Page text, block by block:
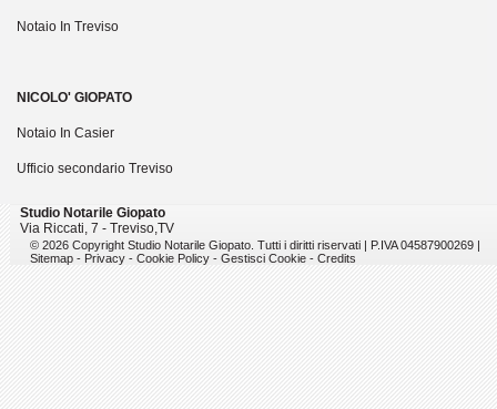
Notaio In Treviso
NICOLO' GIOPATO
Notaio In Casier
Ufficio secondario Treviso
Studio Notarile Giopato
Via Riccati, 7 - Treviso,TV
© 2026 Copyright Studio Notarile Giopato. Tutti i diritti riservati | P.IVA 04587900269 |
Sitemap- Privacy- Cookie Policy- Gestisci Cookie- Credits